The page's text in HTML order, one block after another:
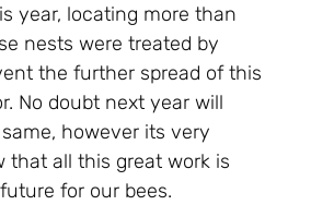
year, locating more than
nests were treated by
the further spread of this
No doubt next year will
however its very
that all this great work is
for our bees.